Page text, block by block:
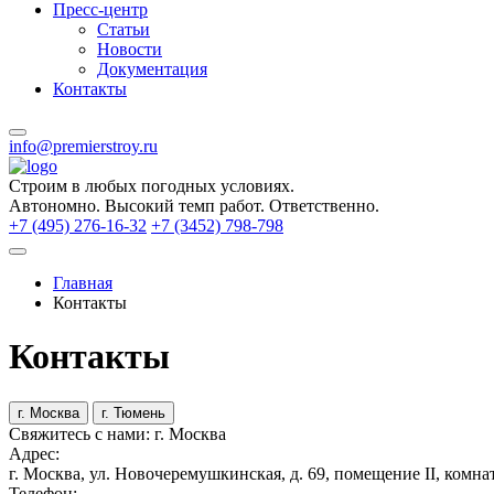
Пресс-центр
Статьи
Новости
Документация
Контакты
info@premierstroy.ru
Строим в любых погодных условиях.
Автономно. Высокий темп работ. Ответственно.
+7 (495) 276-16-32 +7 (3452) 798-798
Главная
Контакты
Контакты
г. Москва г. Тюмень
Свяжитесь с нами: г. Москва
Адрес:
г. Москва, ул. Новочеремушкинская, д. 69, помещение II,